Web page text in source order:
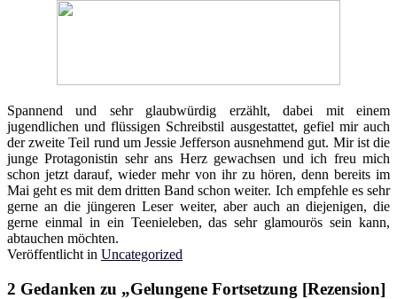
Spannend und sehr glaubwürdig erzählt, dabei mit einem
jugendlichen und flüssigen Schreibstil ausgestattet, gefiel mir auch
der zweite Teil rund um Jessie Jefferson ausnehmend gut. Mir ist die
junge Protagonistin sehr ans Herz gewachsen und ich freu mich
schon jetzt darauf, wieder mehr von ihr zu hören, denn bereits im
Mai geht es mit dem dritten Band schon weiter. Ich empfehle es sehr
gerne an die jüngeren Leser weiter, aber auch an diejenigen, die
gerne einmal in ein Teenieleben, das sehr glamourös sein kann,
abtauchen möchten.
Veröffentlicht in Uncategorized
2 Gedanken zu „Gelungene Fortsetzung [Rezension]